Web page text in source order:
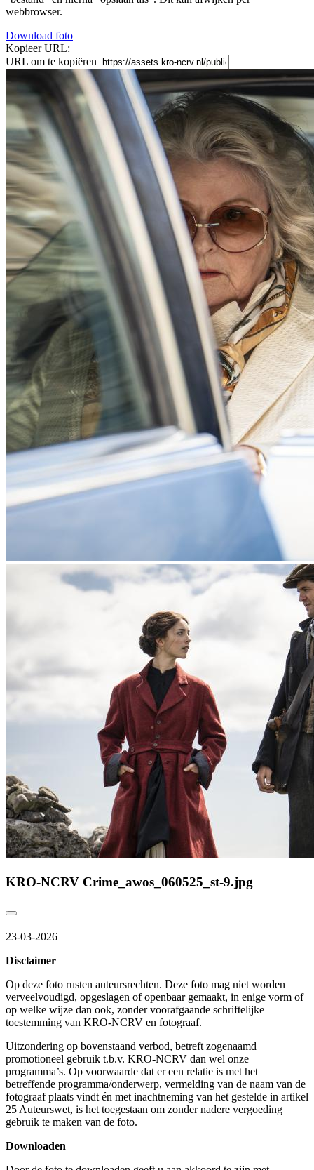
webbrowser.
Download foto
Kopieer URL:
URL om te kopiëren
KRO-NCRV Crime_awos_060525_st-9.jpg
23-03-2026
Disclaimer
Op deze foto rusten auteursrechten. Deze foto mag niet worden
verveelvoudigd, opgeslagen of openbaar gemaakt, in enige vorm of
op welke wijze dan ook, zonder voorafgaande schriftelijke
toestemming van KRO-NCRV en fotograaf.
Uitzondering op bovenstaand verbod, betreft zogenaamd
promotioneel gebruik t.b.v. KRO-NCRV dan wel onze
programma’s. Op voorwaarde dat er een relatie is met het
betreffende programma/onderwerp, vermelding van de naam van de
fotograaf plaats vindt én met inachtneming van het gestelde in artikel
25 Auteurswet, is het toegestaan om zonder nadere vergoeding
gebruik te maken van de foto.
Downloaden